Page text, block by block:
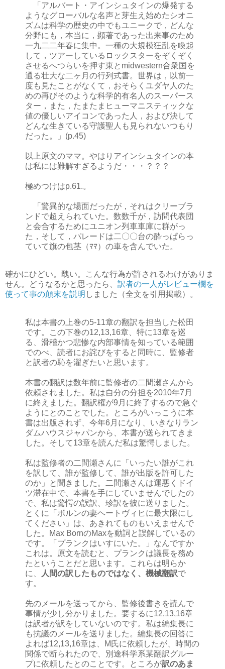
「アルバート・アインシュタインの爆発する
ようなグローバルな名声と芽生え始めたシオニ
ズムは科学の歴史の中でもユニークで，どんな
分野にも，本当に，顕著であった出来事のため
一九二二年春に集中。一種の大規模狂乱を喚起
して，ツアーしているロックスターをぞくぞく
させるへつらいを押す東とmidwestern合衆国を
通る壮大な二ヶ月の行列式書。世界は，以前一
度も見たことがなくて，おそらくユダヤ人のた
めの再びそのような科学的有名人のスーパース
ター，また，たまたまヒューマニスティックな
値の優しいアイコンであった人，および決して
どんな生きている守護聖人も見られないつもり
だった。」(p.45)
以上原文のママ。やはりアインシュタインの本
は私には難解すぎるようだ・・・？？？
極めつけはp.61.。
「驚異的な場面だったが，それはクリーブラ
ンドで超えられていた。数数千が，訪問代表団
と会合するためにユニオン列車車庫に群がっ
た，そして，パレードは二〇〇台の酔っぱらっ
ていて旗の包茎（ﾏﾏ）の車を含んでいた。
確かにひどい。醜い。こんな行為が許されるわけがありま
せん。どうなるかと思ったら、 訳者の一人がレビュー欄を
使って事の顛末を説明 しました（全文を引用掲載）。
私は本書の上巻の5-11章の翻訳を担当した松田
です。この下巻の12,13,16章、特に13章を巡
る、滑稽かつ悲惨な内部事情を知っている範囲
でのべ、読者にお詫びをすると同時に、監修者
と訳者の恥を濯ぎたいと思います。
本書の翻訳は数年前に監修者の二間瀬さんから
依頼されました。私は自分の分担を2010年7月
に終えました。翻訳権が9月に終了するので急ぐ
ようにとのことでした。ところがいっこうに本
書は出版されず、今年6月になり、いきなりラン
ダムハウスジャパンから、本書が送られてきま
した。そして13章を読んだ私は驚愕しました。
私は監修者の二間瀬さんに「いったい誰がこれ
を訳して、誰が監修して、誰が出版を許可した
のか」と聞きました。二間瀬さんは運悪くドイ
ツ滞在中で、本書を手にしていませんでしたの
で、私は驚愕の誤訳、珍訳を彼に送りました。
とくに「ボルンの妻ヘートヴィヒに最大限にし
てください」は、あきれてものもいえませんで
した。Max BornのMaxを動詞と誤解しているの
です。「プランクはいすにいた。」なんですか
これは。原文を読むと、プランクは議長を務め
たということだと思います。これらは明らか
に、
人間の訳したものではなく、機械翻訳で
す。
先のメールを送ってから、監修後書きを読んで
事情が少し分かりました。要するに12,13,16章
は訳者が訳をしていないのです。私は編集長に
も抗議のメールを送りました。編集長の回答に
よれば12,13,16章は、M氏に依頼したが、時間の
関係で断られたので、別途科学系某翻訳グルー
プに依頼したとのことです。ところが訳のあま